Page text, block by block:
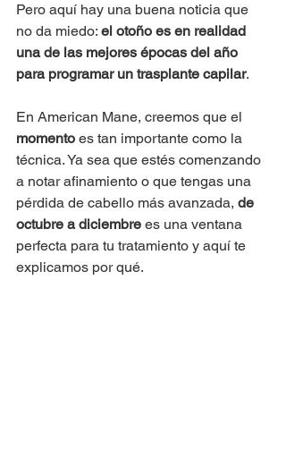
Pero aquí hay una buena noticia que
no da miedo: el otoño es en realidad
una de las mejores épocas del año
para programar un trasplante capilar.
En American Mane, creemos que el
momento es tan importante como la
técnica. Ya sea que estés comenzando
a notar afinamiento o que tengas una
pérdida de cabello más avanzada, de
octubre a diciembre es una ventana
perfecta para tu tratamiento y aquí te
explicamos por qué.